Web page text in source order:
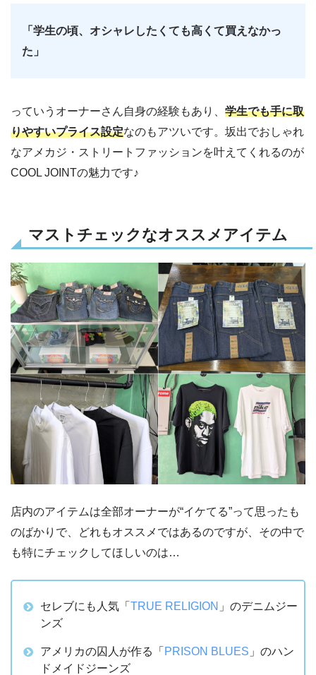
「学生の頃、オシャレしたくても高くて買えなかっ
た」
っていうオーナーさん自身の経験もあり、 学生でも手に取
りやすいプライス設定なのもアツいです。坂出でおしゃれ
なアメカジ・ストリートファッションを叶えてくれるのが
COOL JOINTの魅力です♪
マストチェックなオススメアイテム
店内のアイテムは全部オーナーが“イケてる”って思ったも
のばかりで、どれもオススメではあるのですが、その中で
も特にチェックしてほしいのは…
セレブにも人気「 TRUE RELIGION 」のデニムジー
ンズ
アメリカの囚人が作る「 PRISON BLUES 」のハン
ドメイドジーンズ